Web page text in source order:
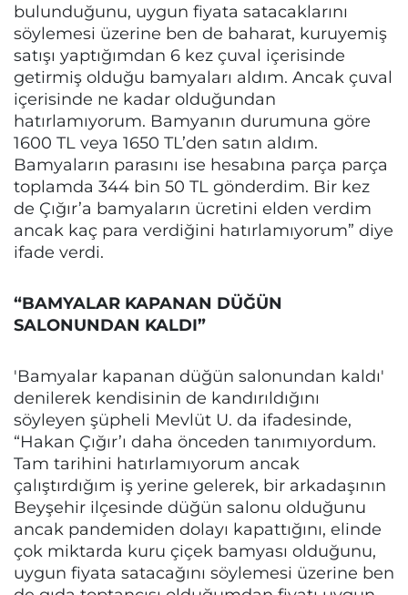
bulunduğunu, uygun fiyata satacaklarını
söylemesi üzerine ben de baharat, kuruyemiş
satışı yaptığımdan 6 kez çuval içerisinde
getirmiş olduğu bamyaları aldım. Ancak çuval
içerisinde ne kadar olduğundan
hatırlamıyorum. Bamyanın durumuna göre
1600 TL veya 1650 TL’den satın aldım.
Bamyaların parasını ise hesabına parça parça
toplamda 344 bin 50 TL gönderdim. Bir kez
de Çığır’a bamyaların ücretini elden verdim
ancak kaç para verdiğini hatırlamıyorum” diye
ifade verdi.
“BAMYALAR KAPANAN DÜĞÜN
SALONUNDAN KALDI”
'Bamyalar kapanan düğün salonundan kaldı'
denilerek kendisinin de kandırıldığını
söyleyen şüpheli Mevlüt U. da ifadesinde,
“Hakan Çığır’ı daha önceden tanımıyordum.
Tam tarihini hatırlamıyorum ancak
çalıştırdığım iş yerine gelerek, bir arkadaşının
Beyşehir ilçesinde düğün salonu olduğunu
ancak pandemiden dolayı kapattığını, elinde
çok miktarda kuru çiçek bamyası olduğunu,
uygun fiyata satacağını söylemesi üzerine ben